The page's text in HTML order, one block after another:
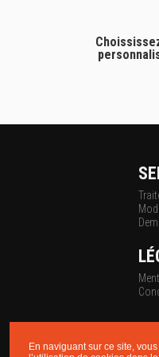
En naviguant sur ce site,